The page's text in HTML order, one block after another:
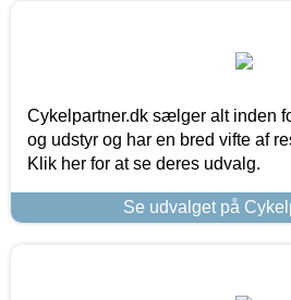
Cykelpartner.dk sælger alt inden
og udstyr og har en bred vifte af
Klik her for at se deres udvalg.
Se udvalget på